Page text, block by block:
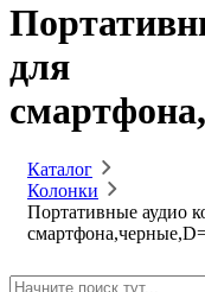
для
Каталог
Колонки
Портативные аудио